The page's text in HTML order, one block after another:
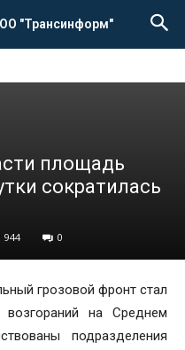
"Трансинформ"
площадь
сократилась
944 0
грозовой фронт стал
возгораний на Среднем
подразделения